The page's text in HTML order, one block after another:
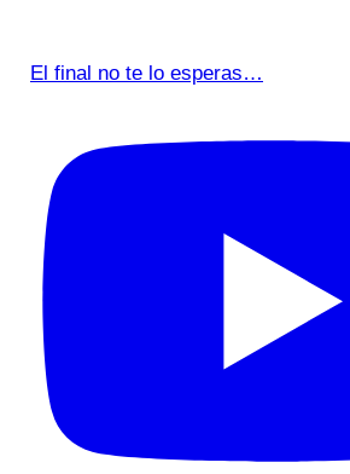
El final no te lo esperas…